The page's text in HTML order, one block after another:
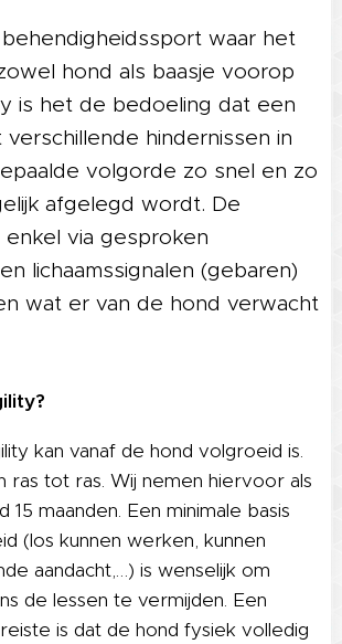
waar het
hond als baasje voorop
is het de bedoeling dat een
hindernissen in
volgorde zo snel en zo
afgelegd wordt. De
via gesproken
lichaamssignalen (gebaren)
wat er van de hond verwacht
kan vanaf de hond volgroeid is.
ras tot ras. Wij nemen hiervoor als
15 maanden. Een minimale basis
(los kunnen werken, kunnen
aandacht,…) is wenselijk om
de lessen te vermijden. Een
is dat de hond fysiek volledig